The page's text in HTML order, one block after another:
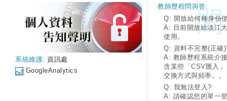
系統維護: 資訊處
GoogleAnalytics
教師歷程問與答:
Q: 開放給何種身份
A: 目前開放給淡江
使用。
Q: 資料不完整(正確
A: 教師歷程系統介
含某些「CSV匯入
交換方式與頻率。。
Q: 我無法登入?
A: 請確認您的單一